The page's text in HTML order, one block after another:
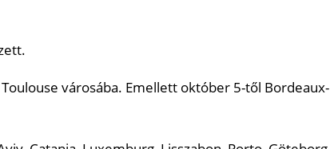
városába. Emellett október 5-től Bordeaux-